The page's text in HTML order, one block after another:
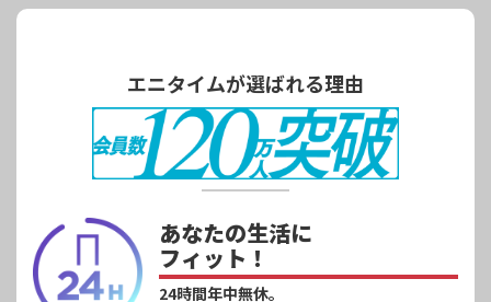
エニタイムが選ばれる理由
あなたの生活に
フィット！
24時間年中無休。